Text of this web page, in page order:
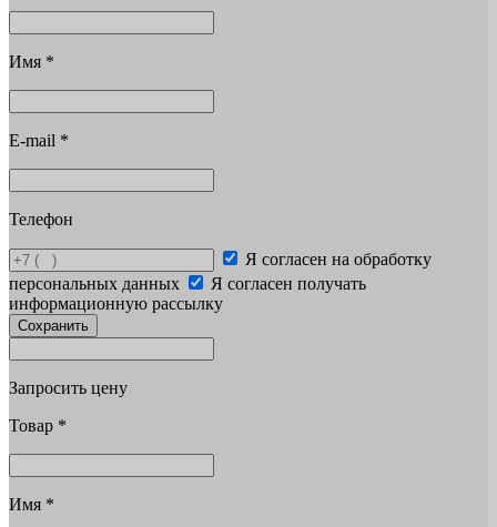
Имя *
E-mail *
Телефон
Я согласен на обработку
персональных данных
Я согласен получать
информационную рассылку
Сохранить
Запросить цену
Товар *
Имя *